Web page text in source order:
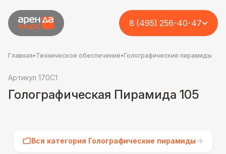
8 (495) 256-40-47
Главная•Техническое обеспечение•Голографические пирамиды
Артикул 170C1
Голографическая Пирамида 105
Вся категория Голографические пирамиды